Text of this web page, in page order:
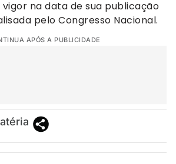
na data de sua publicação
pelo Congresso Nacional.
APÓS A PUBLICIDADE